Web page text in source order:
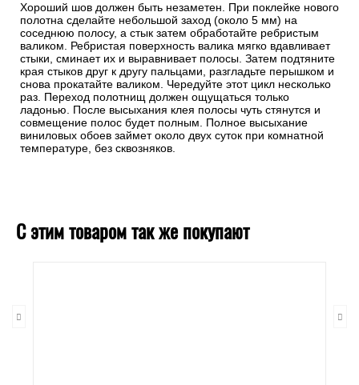
Хороший шов должен быть незаметен. При поклейке нового
полотна сделайте небольшой заход (около 5 мм) на
соседнюю полосу, а стык затем обработайте ребристым
валиком. Ребристая поверхность валика мягко вдавливает
стыки, сминает их и выравнивает полосы. Затем подтяните
края стыков друг к другу пальцами, разгладьте перышком и
снова прокатайте валиком. Чередуйте этот цикл несколько
раз. Переход полотнищ должен ощущаться только
ладонью. После высыхания клея полосы чуть стянутся и
совмещение полос будет полным. Полное высыхание
виниловых обоев займет около двух суток при комнатной
температуре, без сквозняков.
С этим товаром так же покупают